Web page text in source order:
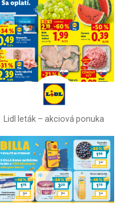
Lidl leták –⁠ akciová ponuka